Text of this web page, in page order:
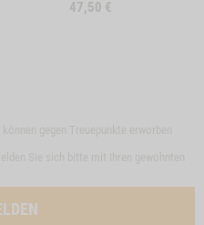
47,50 €